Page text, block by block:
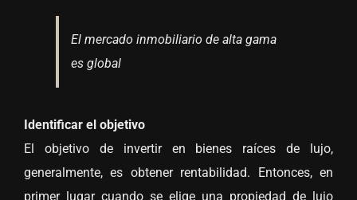
El mercado inmobiliario de alta gama
es global
Identificar el objetivo
El objetivo de invertir en bienes raíces de lujo,
generalmente, es obtener rentabilidad. Entonces, en
primer lugar cuando se elige una propiedad de lujo